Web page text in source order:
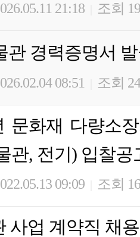
21:18 조회
관 경력증명서
08:51 조회
문화재 다량소
관, 전기) 입찰공
09:09 조회
사업 계약직 채